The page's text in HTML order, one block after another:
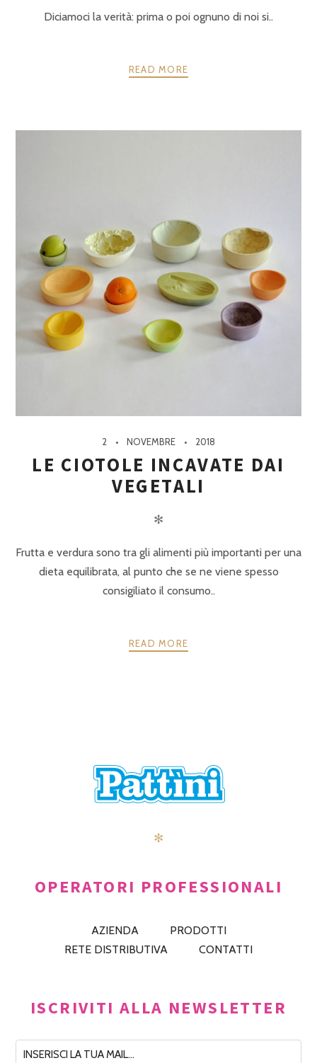
Diciamoci la verità: prima o poi ognuno di noi si..
READ MORE
2 NOVEMBRE 2018
LE CIOTOLE INCAVATE DAI
VEGETALI
✻
Frutta e verdura sono tra gli alimenti più importanti per una
dieta equilibrata, al punto che se ne viene spesso
consigiliato il consumo..
READ MORE
✻
OPERATORI PROFESSIONALI
AZIENDA
PRODOTTI
RETE DISTRIBUTIVA
CONTATTI
ISCRIVITI ALLA NEWSLETTER